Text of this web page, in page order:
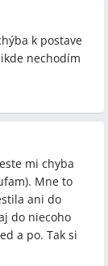
k postave
nechodím
mi chyba
Mne to
ani do
do niecoho
a po. Tak si